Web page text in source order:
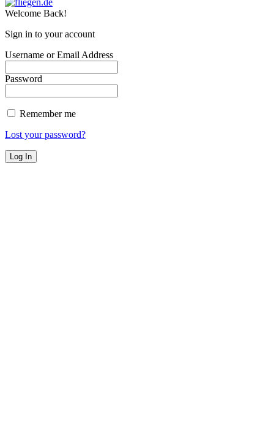
Welcome Back!
Sign in to your account
Username or Email Address
Password
Remember me
Lost your password?